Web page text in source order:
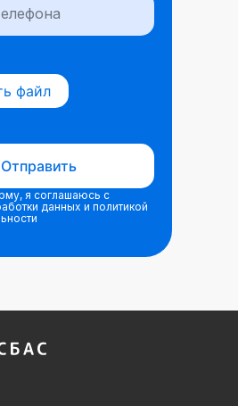
файл
Отправить
я соглашаюсь с
данных и политикой